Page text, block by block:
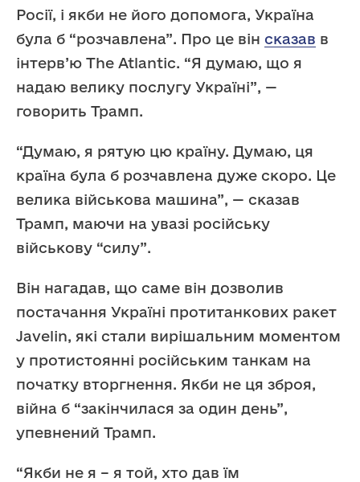
Росії, і якби не його допомога, Україна
була б “розчавлена”. Про це він сказав в
інтерв’ю The Atlantic. “Я думаю, що я
надаю велику послугу Україні”, —
говорить Трамп.
“Думаю, я рятую цю країну. Думаю, ця
країна була б розчавлена дуже скоро. Це
велика військова машина”, — сказав
Трамп, маючи на увазі російську
військову “силу”.
Він нагадав, що саме він дозволив
постачання Україні протитанкових ракет
Javelin, які стали вирішальним моментом
у протистоянні російським танкам на
початку вторгнення. Якби не ця зброя,
війна б “закінчилася за один день”,
упевнений Трамп.
“Якби не я – я той, хто дав їм